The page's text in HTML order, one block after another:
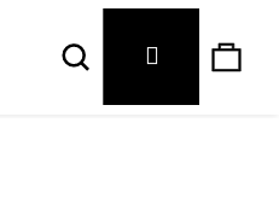
Hledat Přihlášení